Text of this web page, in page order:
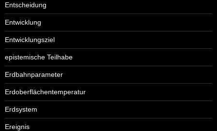
Entscheidung
Entwicklung
Entwicklungsziel
epistemische Teilhabe
Erdbahnparameter
Erdoberflächentemperatur
Erdsystem
Ereignis